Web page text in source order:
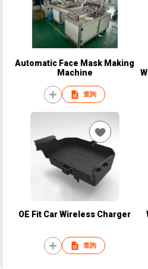
Automatic Face Mask Making
Machine
查詢
OE Fit Car Wireless Charger
查詢